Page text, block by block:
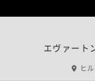
エヴァート
ヒ